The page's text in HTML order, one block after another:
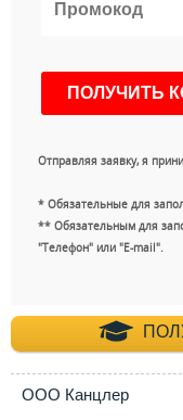
Отправляя заявку, я
* Обязательные для
** Обязательным для
"Телефон" или "E-mail".
ООО Канцлер